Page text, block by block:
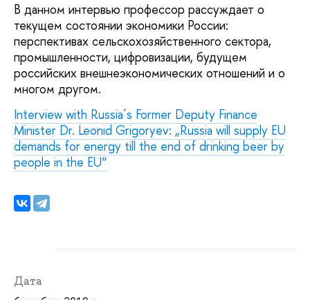
В данном интервью профессор рассуждает о
текущем состоянии экономики России:
перспективах сельскохозяйственного сектора,
промышленности, цифровизации, будущем
российских внешнеэкономических отношений и о
многом другом.
Interview with Russia´s Former Deputy Finance
Minister Dr. Leonid Grigoryev: „Russia will supply EU
demands for energy till the end of drinking beer by
people in the EU“
Дата